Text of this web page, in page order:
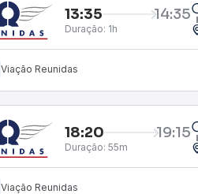
13:35 14:35
Duração: 1h
Viação Reunidas
18:20 19:15
Duração: 55m
Viação Reunidas